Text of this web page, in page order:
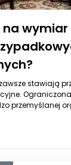
na
stawiają
przemyślanej
temu